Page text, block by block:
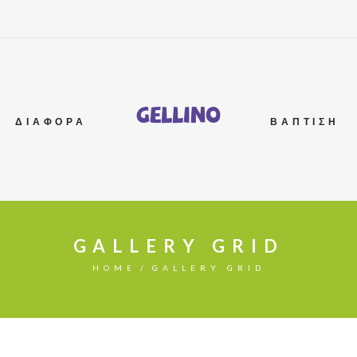
ΔΙΆΦΟΡΑ ΒΆΠΤΙΣΗ
Gellino
GALLERY GRID
HOME GALLERY GRID